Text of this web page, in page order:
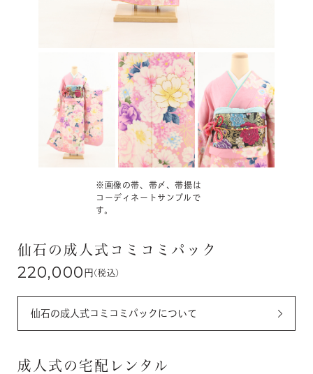
※画像の帯、帯〆、帯揚は
コーディネートサンプルで
す。
仙石の成人式コミコミパック
220,000 円 (税込)
仙石の成人式コミコミパックについて
成人式の宅配レンタル